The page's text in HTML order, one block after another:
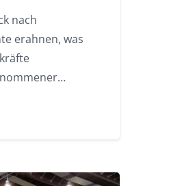
nach
erahnen, was